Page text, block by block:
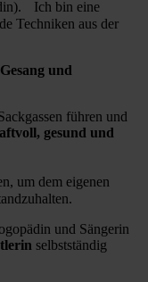
Ich bin eine
Techniken aus der
und
führen und
gesund und
um dem eigenen
und Sängerin
selbstständig